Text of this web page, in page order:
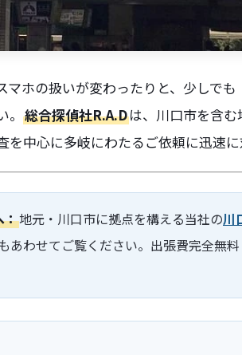
ホの扱いが変わったりと、少しで
総合探偵社R.A.Dは、川口市を含
中心に多岐にわたるご依頼に迅速に
：地元・川口市に拠点を構える当社の川
あわせてご覧ください。出張費完全無